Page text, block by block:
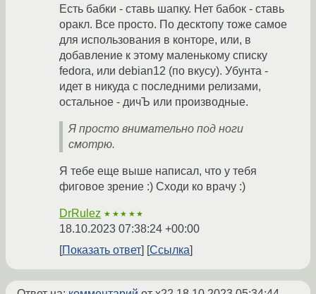
Есть бабки - ставь шапку. Нет бабок - ставь
оракл. Все просто. По десктопу тоже самое
для использования в конторе, или, в
добавление к этому маленькому списку
fedora, или debian12 (по вкусу). Убунта -
идет в никуда с последними релизами,
остальное - дичЪ или производные.
Я просто внимательно под ноги
смотрю.
Я тебе еще выше написал, что у тебя
фиговое зрение :) Сходи ко врачу :)
DrRulez ★★★★★
18.10.2023 07:38:24 +00:00
Показать ответ
Ссылка